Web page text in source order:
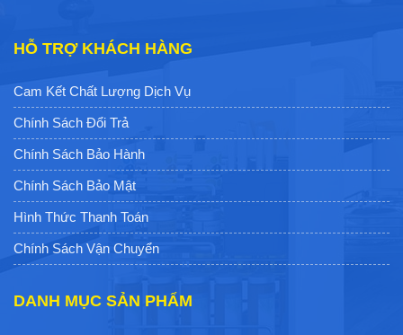
HỖ TRỢ KHÁCH HÀNG
Cam Kết Chất Lượng Dịch Vụ
Chính Sách Đổi Trả
Chính Sách Bảo Hành
Chính Sách Bảo Mật
Hình Thức Thanh Toán
Chính Sách Vận Chuyển
DANH MỤC SẢN PHẨM